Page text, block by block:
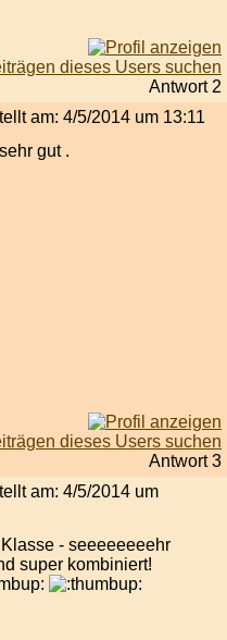
Antwort 2
am: 4/5/2014 um 13:11
gut .
Antwort 3
am: 4/5/2014 um
- seeeeeeeehr
super kombiniert!